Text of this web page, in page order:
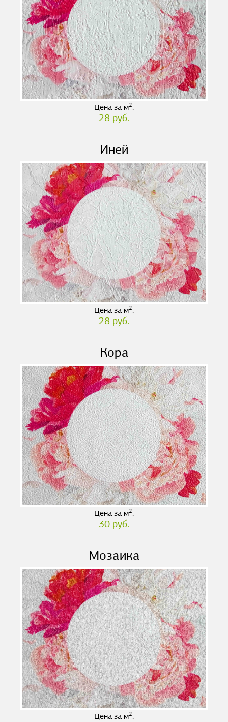
Цена за м2:
28 руб.
Иней
Цена за м2:
28 руб.
Кора
Цена за м2:
30 руб.
Мозаика
Цена за м2: